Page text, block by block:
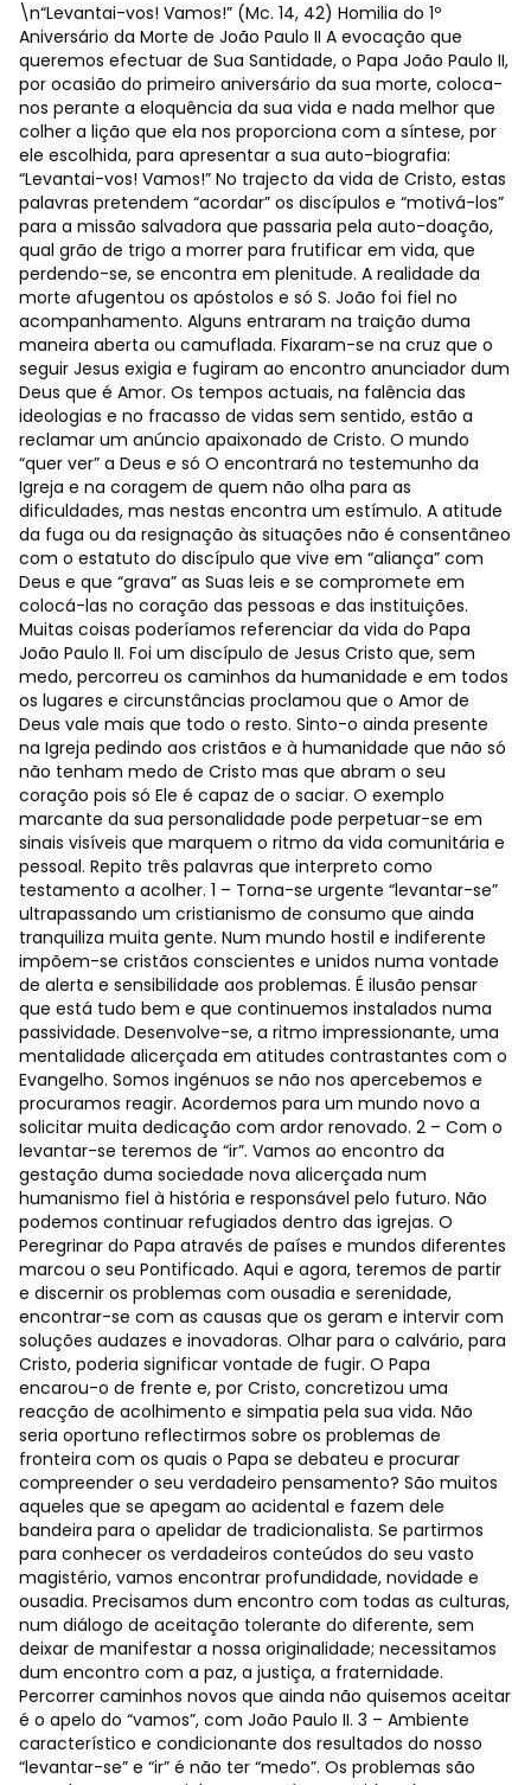
\n“Levantai-vos! Vamos!” (Mc. 14, 42) Homilia do 1º
Aniversário da Morte de João Paulo II A evocação que
queremos efectuar de Sua Santidade, o Papa João Paulo II,
por ocasião do primeiro aniversário da sua morte, coloca-
nos perante a eloquência da sua vida e nada melhor que
colher a lição que ela nos proporciona com a síntese, por
ele escolhida, para apresentar a sua auto-biografia:
“Levantai-vos! Vamos!” No trajecto da vida de Cristo, estas
palavras pretendem “acordar” os discípulos e “motivá-los”
para a missão salvadora que passaria pela auto-doação,
qual grão de trigo a morrer para frutificar em vida, que
perdendo-se, se encontra em plenitude. A realidade da
morte afugentou os apóstolos e só S. João foi fiel no
acompanhamento. Alguns entraram na traição duma
maneira aberta ou camuflada. Fixaram-se na cruz que o
seguir Jesus exigia e fugiram ao encontro anunciador dum
Deus que é Amor. Os tempos actuais, na falência das
ideologias e no fracasso de vidas sem sentido, estão a
reclamar um anúncio apaixonado de Cristo. O mundo
“quer ver” a Deus e só O encontrará no testemunho da
Igreja e na coragem de quem não olha para as
dificuldades, mas nestas encontra um estímulo. A atitude
da fuga ou da resignação às situações não é consentâneo
com o estatuto do discípulo que vive em “aliança” com
Deus e que “grava” as Suas leis e se compromete em
colocá-las no coração das pessoas e das instituições.
Muitas coisas poderíamos referenciar da vida do Papa
João Paulo II. Foi um discípulo de Jesus Cristo que, sem
medo, percorreu os caminhos da humanidade e em todos
os lugares e circunstâncias proclamou que o Amor de
Deus vale mais que todo o resto. Sinto-o ainda presente
na Igreja pedindo aos cristãos e à humanidade que não só
não tenham medo de Cristo mas que abram o seu
coração pois só Ele é capaz de o saciar. O exemplo
marcante da sua personalidade pode perpetuar-se em
sinais visíveis que marquem o ritmo da vida comunitária e
pessoal. Repito três palavras que interpreto como
testamento a acolher. 1 – Torna-se urgente “levantar-se”
ultrapassando um cristianismo de consumo que ainda
tranquiliza muita gente. Num mundo hostil e indiferente
impõem-se cristãos conscientes e unidos numa vontade
de alerta e sensibilidade aos problemas. É ilusão pensar
que está tudo bem e que continuemos instalados numa
passividade. Desenvolve-se, a ritmo impressionante, uma
mentalidade alicerçada em atitudes contrastantes com o
Evangelho. Somos ingénuos se não nos apercebemos e
procuramos reagir. Acordemos para um mundo novo a
solicitar muita dedicação com ardor renovado. 2 – Com o
levantar-se teremos de “ir”. Vamos ao encontro da
gestação duma sociedade nova alicerçada num
humanismo fiel à história e responsável pelo futuro. Não
podemos continuar refugiados dentro das igrejas. O
Peregrinar do Papa através de países e mundos diferentes
marcou o seu Pontificado. Aqui e agora, teremos de partir
e discernir os problemas com ousadia e serenidade,
encontrar-se com as causas que os geram e intervir com
soluções audazes e inovadoras. Olhar para o calvário, para
Cristo, poderia significar vontade de fugir. O Papa
encarou-o de frente e, por Cristo, concretizou uma
reacção de acolhimento e simpatia pela sua vida. Não
seria oportuno reflectirmos sobre os problemas de
fronteira com os quais o Papa se debateu e procurar
compreender o seu verdadeiro pensamento? São muitos
aqueles que se apegam ao acidental e fazem dele
bandeira para o apelidar de tradicionalista. Se partirmos
para conhecer os verdadeiros conteúdos do seu vasto
magistério, vamos encontrar profundidade, novidade e
ousadia. Precisamos dum encontro com todas as culturas,
num diálogo de aceitação tolerante do diferente, sem
deixar de manifestar a nossa originalidade; necessitamos
dum encontro com a paz, a justiça, a fraternidade.
Percorrer caminhos novos que ainda não quisemos aceitar
é o apelo do “vamos”, com João Paulo II. 3 – Ambiente
característico e condicionante dos resultados do nosso
“levantar-se” e “ir” é não ter “medo”. Os problemas são